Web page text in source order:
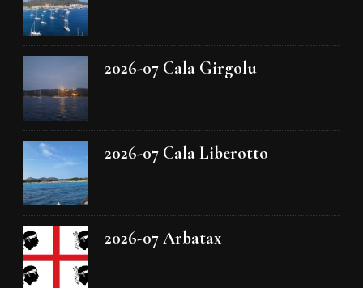
2026-07 Cala Girgolu
2026-07 Cala Liberotto
2026-07 Arbatax